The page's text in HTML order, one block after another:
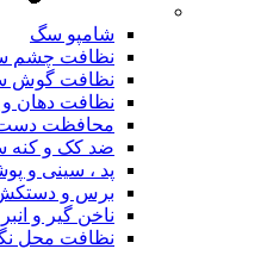
شامپو سگ
نظافت چشم
نظافت گوش
نظافت دهان
محافظت دست
ضد کک و کنه
پد ، سینی و
برس و
ناخن گیر و
نظافت محل